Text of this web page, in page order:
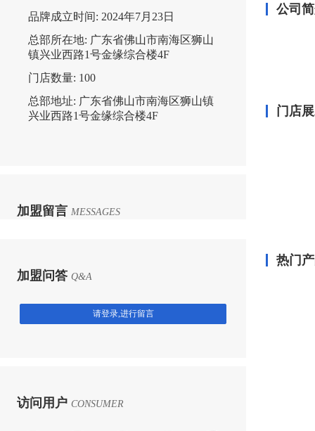
品牌成立时间: 2024年7月23日
总部所在地: 广东省佛山市南海区狮山
镇兴业西路1号金缘综合楼4F
门店数量: 100
总部地址: 广东省佛山市南海区狮山镇
兴业西路1号金缘综合楼4F
加盟留言 MESSAGES
加盟问答 Q&A
请登录,进行留言
访问用户 CONSUMER
公司
门店
热门